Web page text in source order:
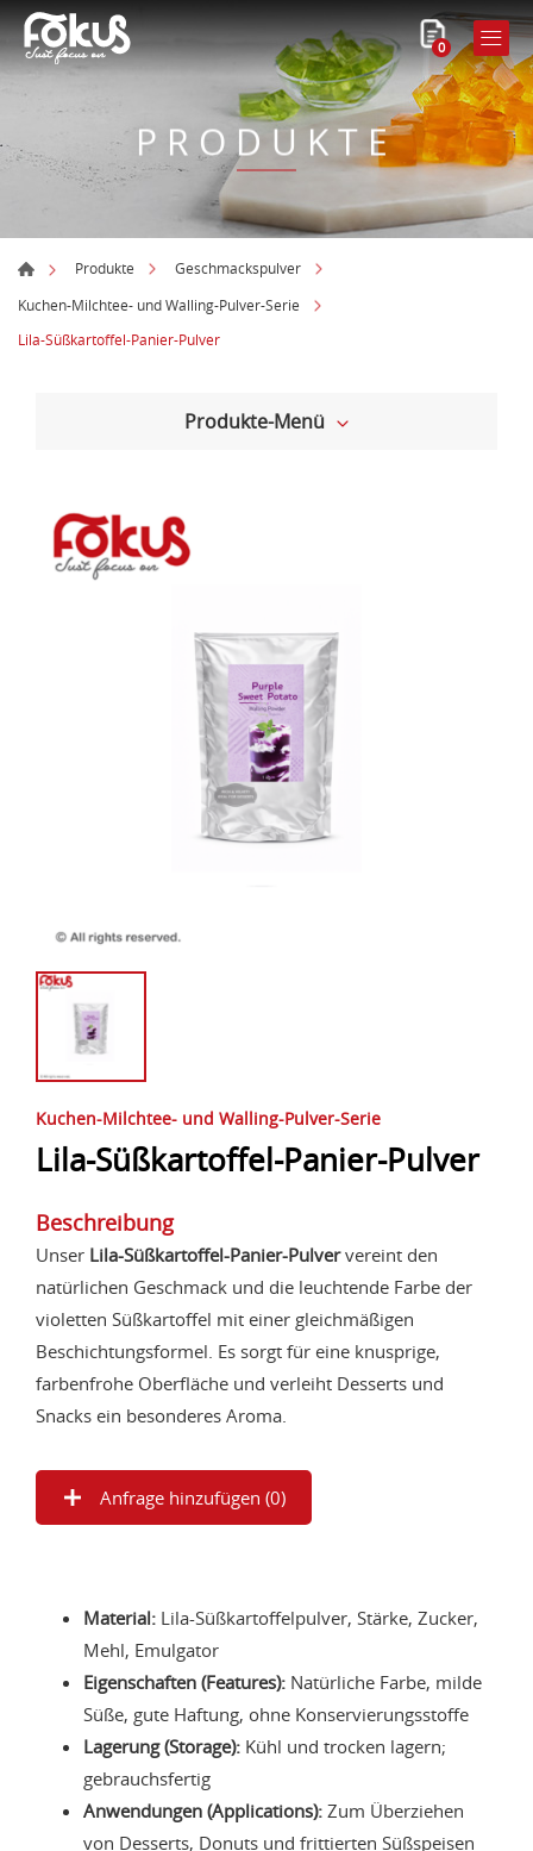
0
PRODUKTE
Produkte
Geschmackspulver
Kuchen-Milchtee- und Walling-Pulver-Serie
Lila-Süßkartoffel-Panier-Pulver
Produkte-Menü
Kuchen-Milchtee- und Walling-Pulver-Serie
Lila-Süßkartoffel-Panier-Pulver
Beschreibung
Unser Lila-Süßkartoffel-Panier-Pulververeint den
natürlichen Geschmack und die leuchtende Farbe der
violetten Süßkartoffel mit einer gleichmäßigen
Beschichtungsformel. Es sorgt für eine knusprige,
farbenfrohe Oberfläche und verleiht Desserts und
Snacks ein besonderes Aroma.
Anfrage hinzufügen (0)
Material: Lila-Süßkartoffelpulver, Stärke, Zucker,
Mehl, Emulgator
Eigenschaften (Features): Natürliche Farbe, milde
Süße, gute Haftung, ohne Konservierungsstoffe
Lagerung (Storage): Kühl und trocken lagern;
gebrauchsfertig
Anwendungen (Applications): Zum Überziehen
von Desserts, Donuts und frittierten Süßspeisen